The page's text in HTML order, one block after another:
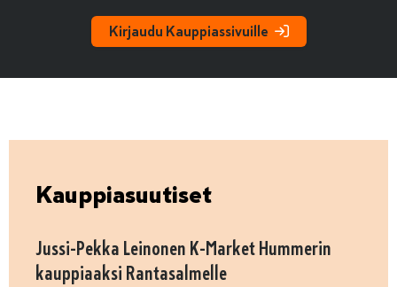
Kirjaudu Kauppiassivuille
Kauppiasuutiset
Jussi-Pekka Leinonen K-Market Hummerin
kauppiaaksi Rantasalmelle